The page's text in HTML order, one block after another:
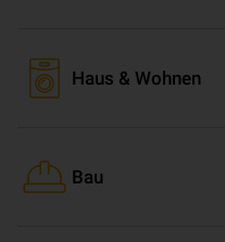
Haus & Wohnen
Bau